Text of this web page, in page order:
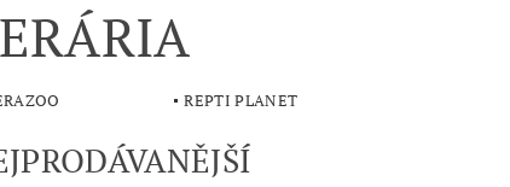
REPTI PLANET